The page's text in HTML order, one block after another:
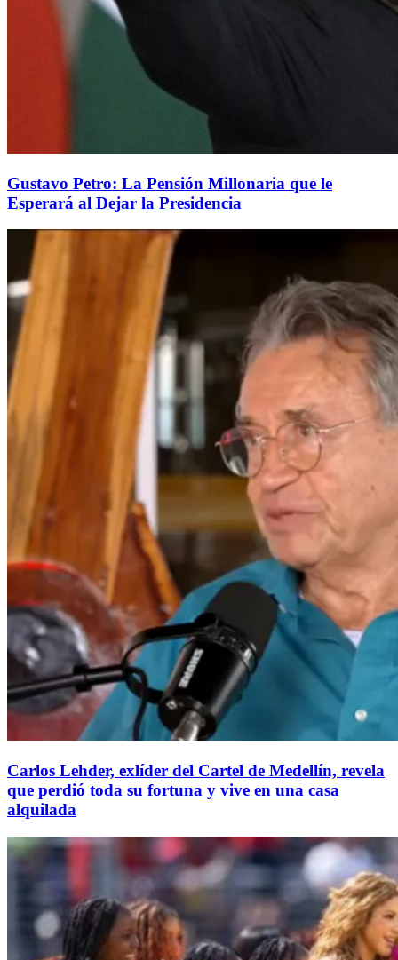
Gustavo Petro: La Pensión Millonaria que le
Esperará al Dejar la Presidencia
Carlos Lehder, exlíder del Cartel de Medellín, revela
que perdió toda su fortuna y vive en una casa
alquilada